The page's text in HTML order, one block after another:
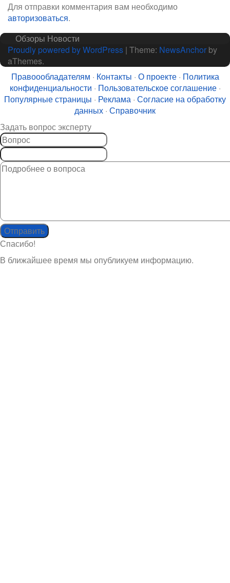
Для отправки комментария вам необходимо
авторизоваться.
Обзоры Новости
Proudly powered by WordPress | Theme: NewsAnchor by
aThemes.
Правоообладателям · Контакты · О проекте· Политика
конфиденциальности · Пользовательское соглашение·
Популярные страницы · Реклама · Согласие на обработку
данных · Справочник
Задать вопрос эксперту
Спасибо!
В ближайшее время мы опубликуем информацию.